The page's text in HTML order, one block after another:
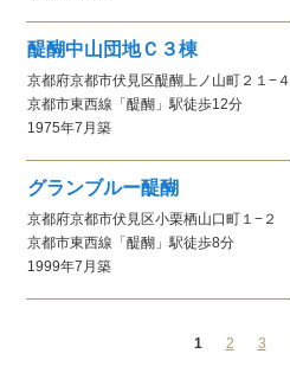
醍醐中山団地Ｃ３棟
京都府京都市伏見区醍醐上ノ山町２１−４
京都市東西線 「醍醐」駅徒歩12分
1975年7月 築
グランブルー醍醐
京都府京都市伏見区小栗栖山口町１−２
京都市東西線 「醍醐」駅徒歩8分
1999年7月 築
1 2 3